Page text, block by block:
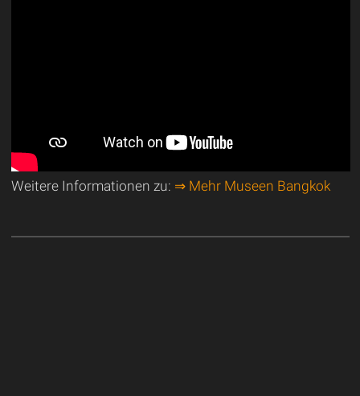
Weitere Informationen zu: ⇒ Mehr Museen Bangkok